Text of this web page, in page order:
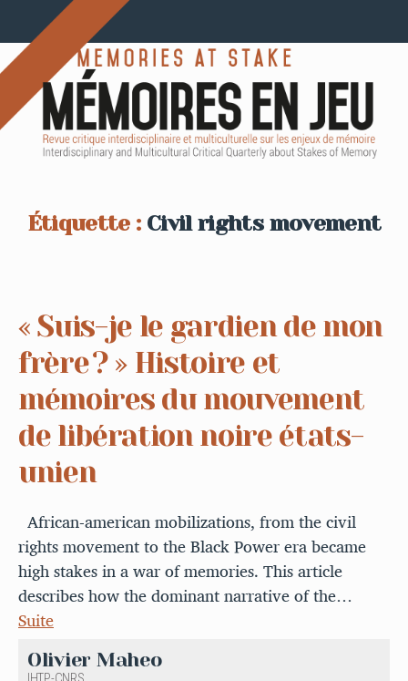
Étiquette : Civil rights movement
« Suis-je le gardien de mon
frère ? » Histoire et
mémoires du mouvement
de libération noire états-
unien
African-american mobilizations, from the civil
rights movement to the Black Power era became
high stakes in a war of memories. This article
describes how the dominant narrative of the…
Suite
Olivier Maheo